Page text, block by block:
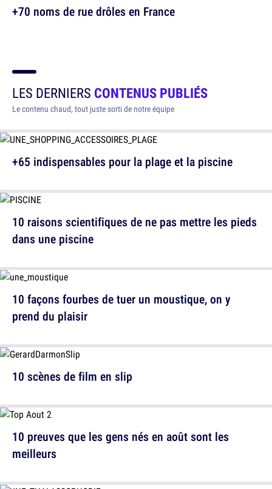
+70 noms de rue drôles en France
LES DERNIERS CONTENUS PUBLIÉS
Le contenu chaud, tout juste sorti de notre équipe
+65 indispensables pour la plage et la piscine
10 façons fourbes de tuer un moustique, on y
prend du plaisir
10 preuves que les gens nés en août sont les
meilleurs
10 raisons scientifiques de ne pas mettre les pieds
dans une piscine
10 scènes de film en slip